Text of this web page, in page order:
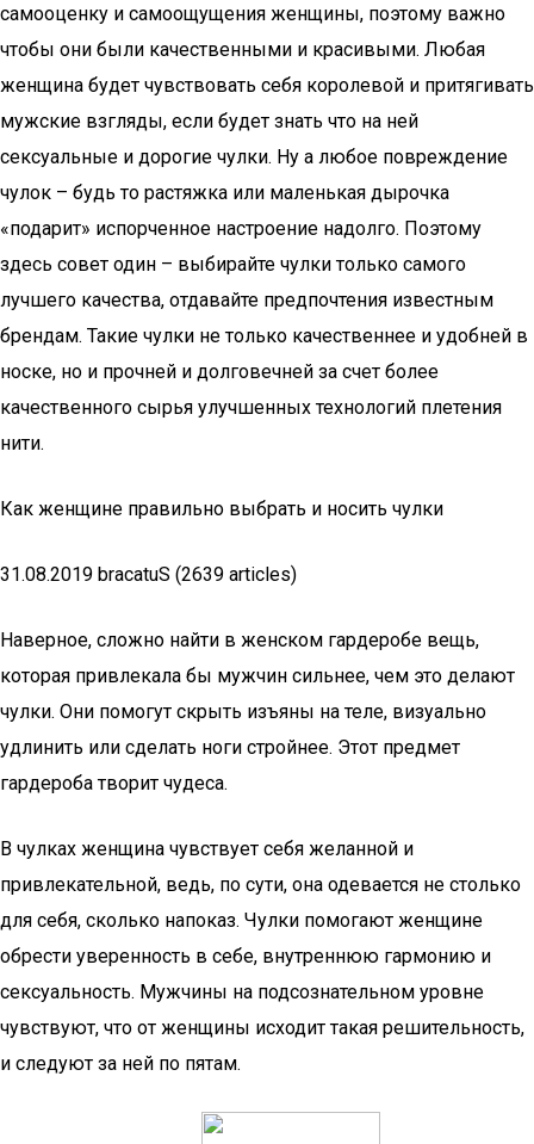
самооценку и самоощущения женщины, поэтому важно
чтобы они были качественными и красивыми. Любая
женщина будет чувствовать себя королевой и притягивать
мужские взгляды, если будет знать что на ней
сексуальные и дорогие чулки. Ну а любое повреждение
чулок – будь то растяжка или маленькая дырочка
«подарит» испорченное настроение надолго. Поэтому
здесь совет один – выбирайте чулки только самого
лучшего качества, отдавайте предпочтения известным
брендам. Такие чулки не только качественнее и удобней в
носке, но и прочней и долговечней за счет более
качественного сырья улучшенных технологий плетения
нити.
Как женщине правильно выбрать и носить чулки
31.08.2019 bracatuS (2639 articles)
Наверное, сложно найти в женском гардеробе вещь,
которая привлекала бы мужчин сильнее, чем это делают
чулки. Они помогут скрыть изъяны на теле, визуально
удлинить или сделать ноги стройнее. Этот предмет
гардероба творит чудеса.
В чулках женщина чувствует себя желанной и
привлекательной, ведь, по сути, она одевается не столько
для себя, сколько напоказ. Чулки помогают женщине
обрести уверенность в себе, внутреннюю гармонию и
сексуальность. Мужчины на подсознательном уровне
чувствуют, что от женщины исходит такая решительность,
и следуют за ней по пятам.